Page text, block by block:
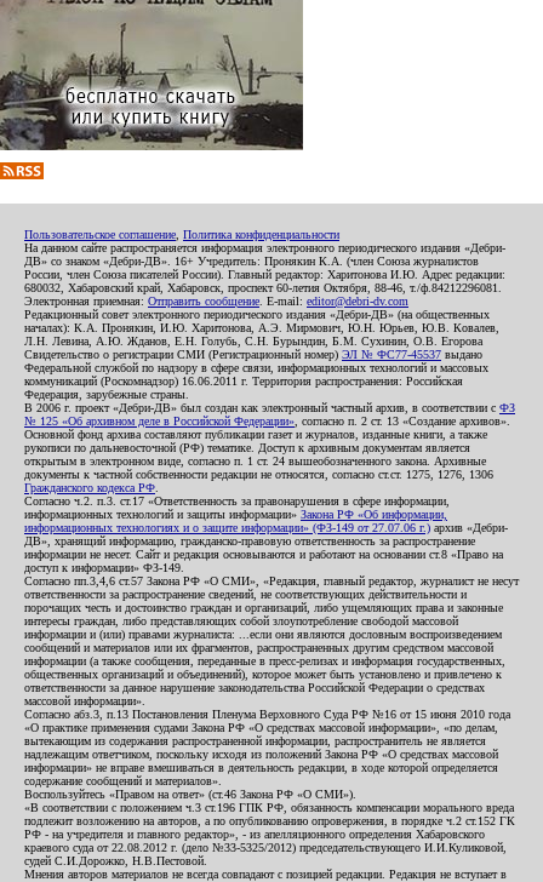
Пользовательское соглашение Политика конфиденциальности
На данном сайте распространяется информация электронного периодического издания «Дебри-
ДВ» со знаком «Дебри-ДВ». 16+ Учредитель: Пронякин К.А. (член Союза журналистов
России, член Союза писателей России). Главный редактор: Харитонова И.Ю. Адрес редакции:
680032, Хабаровский край, Хабаровск, проспект 60-летия Октября, 88-46, т./ф.84212296081.
Электронная приемная: Отправить сообщение . E-mail: editor@debri-dv.com
Редакционный совет электронного периодического издания «Дебри-ДВ» (на общественных
началах): К.А. Пронякин, И.Ю. Харитонова, А.Э. Мирмович, Ю.Н. Юрьев, Ю.В. Ковалев,
Л.Н. Левина, А.Ю. Жданов, Е.Н. Голубь, С.Н. Бурындин, Б.М. Сухинин, О.В. Егорова
Свидетельство о регистрации СМИ (Регистрационный номер) ЭЛ № ФС77-45537 выдано
Федеральной службой по надзору в сфере связи, информационных технологий и массовых
коммуникаций (Роскомнадзор) 16.06.2011 г. Территория распространения: Российская
Федерация, зарубежные страны.
В 2006 г. проект «Дебри-ДВ» был создан как электронный частный архив, в соответствии с ФЗ
№ 125 «Об архивном деле в Российской Федерации» , согласно п. 2 ст. 13 «Создание архивов».
Основной фонд архива составляют публикации газет и журналов, изданные книги, а также
рукописи по дальневосточной (РФ) тематике. Доступ к архивным документам является
открытым в электронном виде, согласно п. 1 ст. 24 вышеобозначенного закона. Архивные
документы к частной собственности редакции не относятся, согласно ст.ст. 1275, 1276, 1306
Гражданского кодекса РФ
Согласно ч.2. п.3. ст.17 «Ответственность за правонарушения в сфере информации,
информационных технологий и защиты информации» Закона РФ «Об информации,
информационных технологиях и о защите информации» (ФЗ-149 от 27.07.06 г.) архив «Дебри-
ДВ», хранящий информацию, гражданско-правовую ответственность за распространение
информации не несет. Сайт и редакция основываются и работают на основании ст.8 «Право на
доступ к информации» ФЗ-149.
Согласно пп.3,4,6 ст.57 Закона РФ «О СМИ», «Редакция, главный редактор, журналист не несут
ответственности за распространение сведений, не соответствующих действительности и
порочащих честь и достоинство граждан и организаций, либо ущемляющих права и законные
интересы граждан, либо представляющих собой злоупотребление свободой массовой
информации и (или) правами журналиста: ...если они являются дословным воспроизведением
сообщений и материалов или их фрагментов, распространенных другим средством массовой
информации (а также сообщения, переданные в пресс-релизах и информация государственных,
общественных организаций и объединений), которое может быть установлено и привлечено к
ответственности за данное нарушение законодательства Российской Федерации о средствах
массовой информации».
Согласно абз.3, п.13 Постановления Пленума Верховного Суда РФ №16 от 15 июня 2010 года
«О практике применения судами Закона РФ «О средствах массовой информации», «по делам,
вытекающим из содержания распространенной информации, распространитель не является
надлежащим ответчиком, поскольку исходя из положений Закона РФ «О средствах массовой
информации» не вправе вмешиваться в деятельность редакции, в ходе которой определяется
содержание сообщений и материалов».
Воспользуйтесь «Правом на ответ» (ст.46 Закона РФ «О СМИ»).
«В соответствии с положением ч.3 ст.196 ГПК РФ, обязанность компенсации морального вреда
подлежит возложению на авторов, а по опубликованию опровержения, в порядке ч.2 ст.152 ГК
РФ - на учредителя и главного редактор», - из апелляционного определения Хабаровского
краевого суда от 22.08.2012 г. (дело №33-5325/2012) председательствующего И.И.Куликовой,
судей С.И.Дорожко, Н.В.Пестовой.
Мнения авторов материалов не всегда совпадают с позицией редакции. Редакция не вступает в